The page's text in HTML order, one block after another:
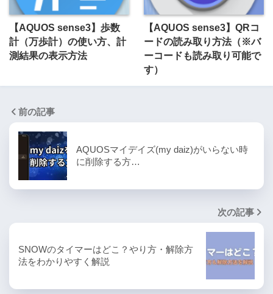
【AQUOS sense3】歩数
計（万歩計）の使い方、計
測結果の表示方法
【AQUOS sense3】QRコ
ードの読み取り方法（※バ
ーコードも読み取り可能で
す）
前の記事
AQUOSマイデイズ(my daiz)がいらない時
に削除する方…
次の記事
SNOWのタイマーはどこ？やり方・解除方
法をわかりやすく解説